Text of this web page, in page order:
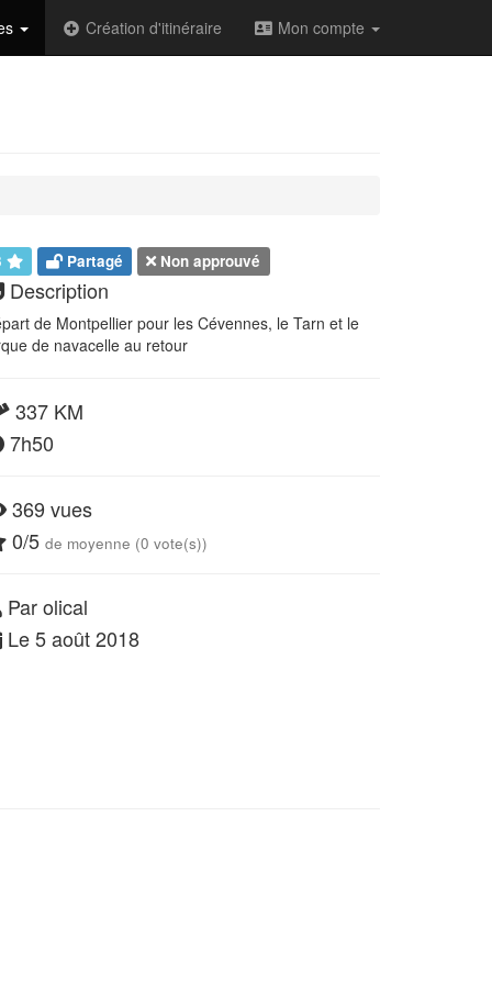
Création d'itinéraire Mon compte
Partagé Non approuvé
Description
de Montpellier pour les Cévennes, le Tarn et le
de navacelle au retour
337 KM
7h50
369 vues
0/5 de moyenne (0 vote(s))
Par olical
Le 5 août 2018